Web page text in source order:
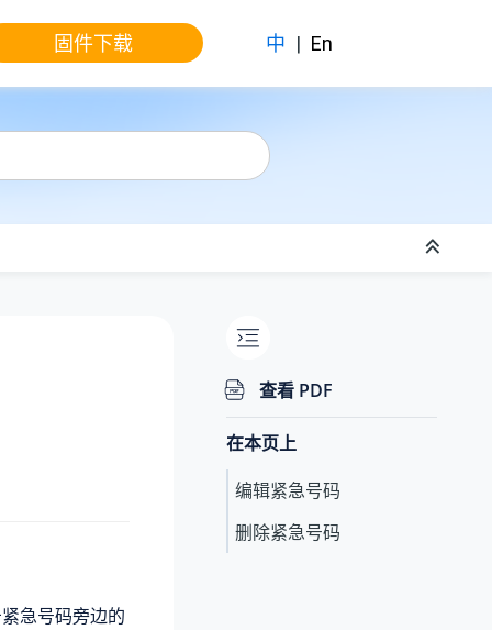
固件下载 中 | En
急号码旁边的
查看 PDF
在本页上
编辑紧急号码
删除紧急号码